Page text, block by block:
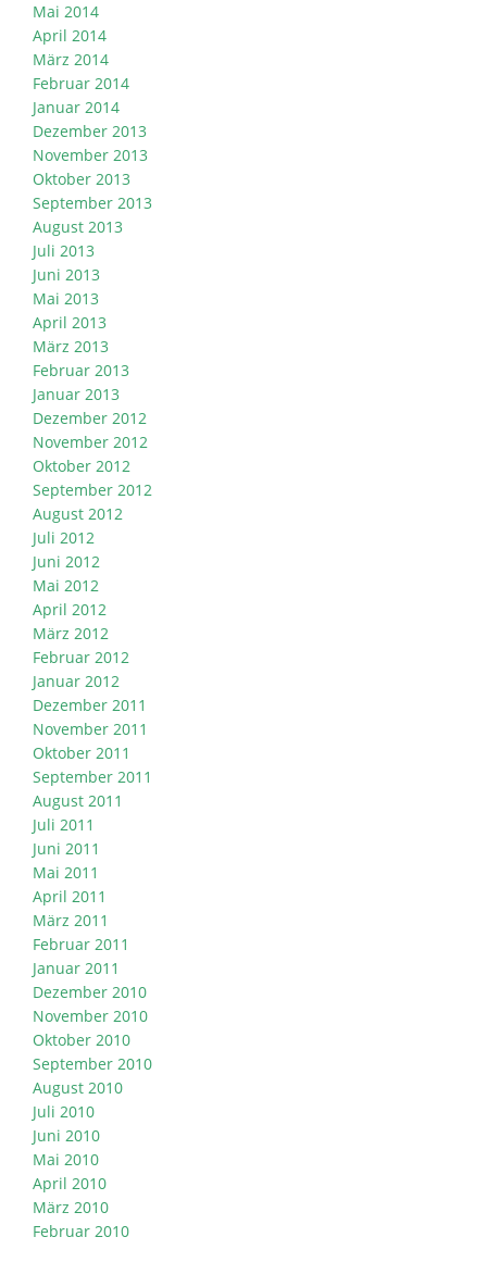
Mai 2014
April 2014
März 2014
Februar 2014
Januar 2014
Dezember 2013
November 2013
Oktober 2013
September 2013
August 2013
Juli 2013
Juni 2013
Mai 2013
April 2013
März 2013
Februar 2013
Januar 2013
Dezember 2012
November 2012
Oktober 2012
September 2012
August 2012
Juli 2012
Juni 2012
Mai 2012
April 2012
März 2012
Februar 2012
Januar 2012
Dezember 2011
November 2011
Oktober 2011
September 2011
August 2011
Juli 2011
Juni 2011
Mai 2011
April 2011
März 2011
Februar 2011
Januar 2011
Dezember 2010
November 2010
Oktober 2010
September 2010
August 2010
Juli 2010
Juni 2010
Mai 2010
April 2010
März 2010
Februar 2010